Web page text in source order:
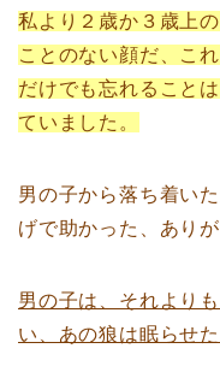
私より２歳か３歳上
ことのない顔だ、こ
だけでも忘れること
ていました。
男の子から落ち着い
げで助かった、あり
男の子は、それより
い、あの狼は眠らせ